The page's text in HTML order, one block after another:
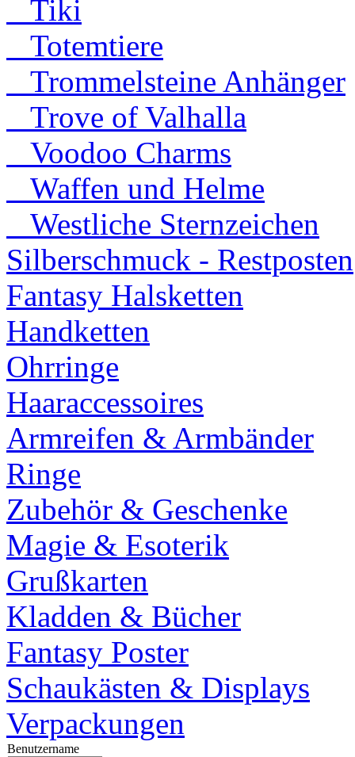
Tiki
Totemtiere
Trommelsteine Anhänger
Trove of Valhalla
Voodoo Charms
Waffen und Helme
Westliche Sternzeichen
Silberschmuck - Restposten
Fantasy Halsketten
Handketten
Ohrringe
Haaraccessoires
Armreifen & Armbänder
Ringe
Zubehör & Geschenke
Magie & Esoterik
Grußkarten
Kladden & Bücher
Fantasy Poster
Schaukästen & Displays
Verpackungen
Benutzername